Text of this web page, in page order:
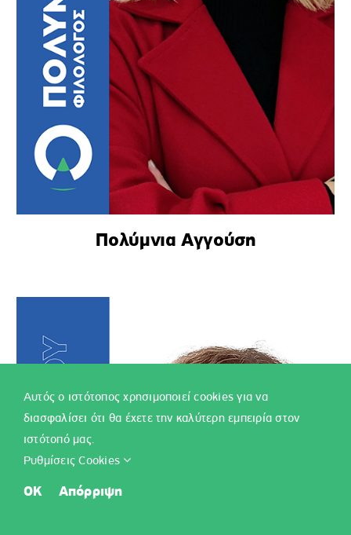
Πολύμνια Αγγούση
έφηβο/-η, την ανάδειξη των δεξιοτήτων και την είσοδο
στην Τριτοβάθμια εκπαίδευση
Ο στόχος μου:
Η αγάπη για το παρελθόν, το παρόν
και το μέλλον της ελληνικής γλώσσας με
πρωτοπόρους τους μαθητές μου για την επίτευξη των
στόχων μας στα φροντιστήρια Δημήτρια!
Το αποτέλεσμα μας:
Η εκπλήρωση κάθε εφηβικού
ονείρου για επαγγελματική και κοινωνική ένταξη με
ομαδική συνέπεια στα φροντιστήρια Δημήτρια!
Η συνεργασία μου με τα “φροντιστήρια Δημήτρια”
μόνο του, αποτελεί απόδειξη για το πόσο πρόσφορο
έδαφος βρήκα στο χώρο αυτό για δουλειά,
δημιουργικότητα και ανέλιξη προσωπική και
Πράγματι, όλα αυτά τα χρόνια, μου δόθηκε η ευκαιρία
Αυτός ο ιστότοπος χρησιμοποιεί cookies για να
διασφαλίσει ότι θα έχετε την καλύτερη εμπειρία στον
ιστότοπό μας.
Ρυθμίσεις Cookies
OK Απόρριψη